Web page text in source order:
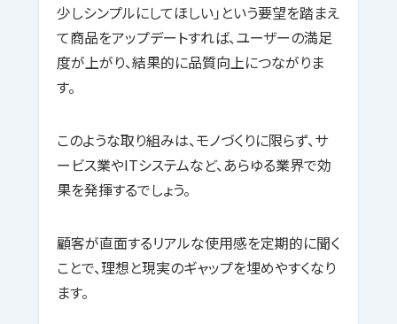
少しシンプルにしてほしい」という要望を踏まえ
て商品をアップデートすれば、ユーザーの満足
度が上がり、結果的に品質向上につながりま
す。
このような取り組みは、モノづくりに限らず、サ
ービス業やITシステムなど、あらゆる業界で効
果を発揮するでしょう。
顧客が直面するリアルな使用感を定期的に聞く
ことで、理想と現実のギャップを埋めやすくなり
ます。